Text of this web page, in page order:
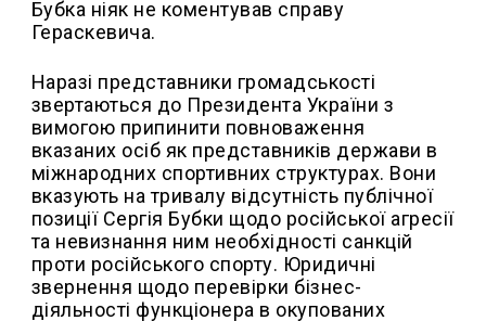
Бубка ніяк не коментував справу
Гераскевича.
Наразі представники громадськості
звертаються до Президента України з
вимогою припинити повноваження
вказаних осіб як представників держави в
міжнародних спортивних структурах. Вони
вказують на тривалу відсутність публічної
позиції Сергія Бубки щодо російської агресії
та невизнання ним необхідності санкцій
проти російського спорту. Юридичні
звернення щодо перевірки бізнес-
діяльності функціонера в окупованих